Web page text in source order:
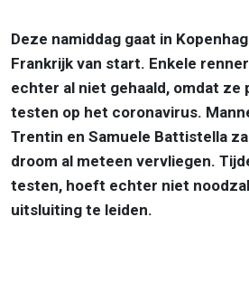
Deze namiddag gaat in
Frankrijk van start. Enkele
echter al niet gehaald, omdat ze
testen op het coronavirus.
Trentin en Samuele Battistella
droom al meteen vervliegen.
testen, hoeft echter niet
uitsluiting te leiden.